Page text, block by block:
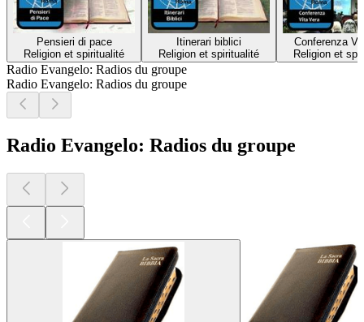
Pensieri di pace
Religion et spiritualité
Itinerari biblici
Religion et spiritualité
Conferenza
Religion et
Radio Evangelo: Radios du groupe
Radio Evangelo: Radios du groupe
Radio Evangelo: Radios du groupe